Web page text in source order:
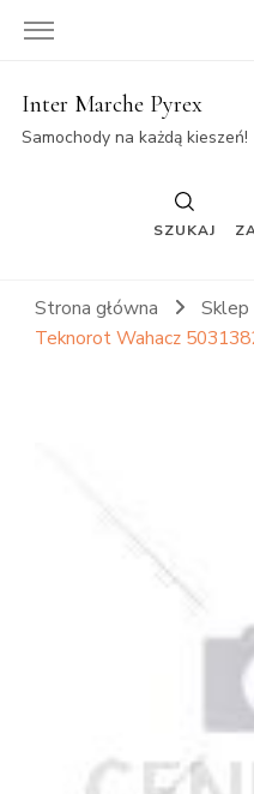
Inter Marche Pyrex
Samochody na każdą kieszeń!
SZUKAJ
Strona główna Sklep
Teknorot Wahacz